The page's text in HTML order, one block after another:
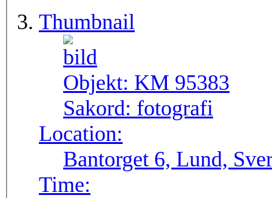
Thumbnail
Objekt: KM 95383
Sakord: fotografi
Location:
Bantorget 6, Lund,
Time: